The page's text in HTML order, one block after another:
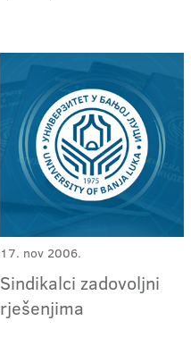
17. nov 2006.
Sindikalci zadovoljni
rješenjima